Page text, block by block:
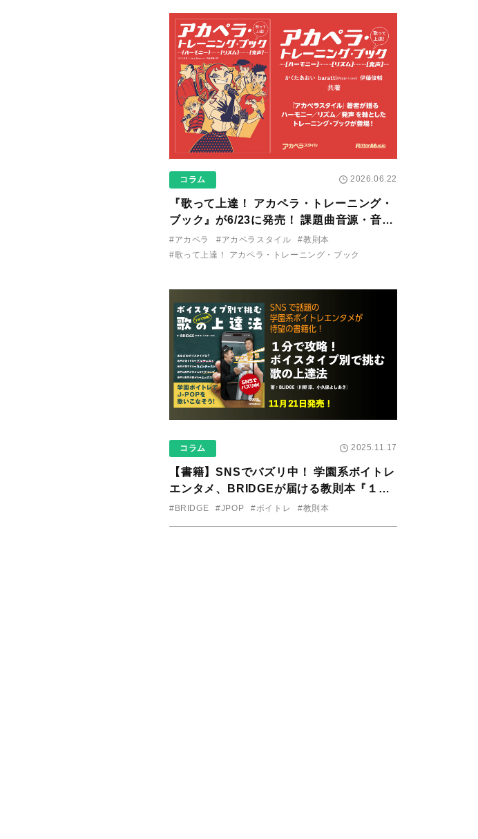
コラム 2026.06.22
『歌って上達！ アカペラ・トレーニング・
ブック』が6/23に発売！ 課題曲音源・音取
り用アプリを公開。
#アカペラ #アカペラスタイル
#教則本
#歌って上達！ アカペラ・トレーニング・ブック
コラム 2025.11.17
【書籍】SNSでバズリ中！ 学園系ボイトレ
エンタメ、BRIDGEが届ける教則本『１分
で攻略！ ボイスタイプ別で挑む歌の上達
#BRIDGE #JPOP #ボイトレ #教則本